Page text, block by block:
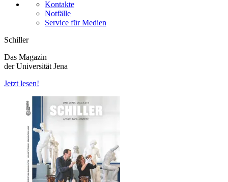
Kontakte
Notfälle
Service für Medien
Schiller
Das Magazin
der Universität Jena
Jetzt lesen!